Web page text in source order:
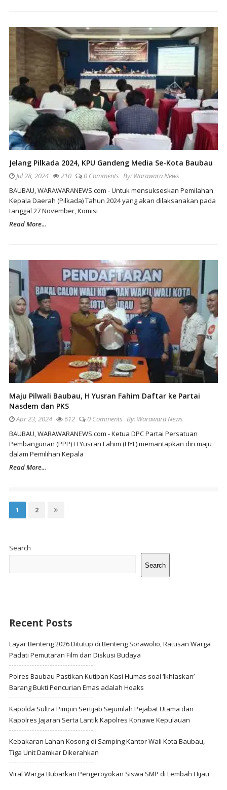
Jelang Pilkada 2024, KPU Gandeng Media Se-Kota Baubau
Jul 28, 2024 210 0 Comments By: Warawara News
BAUBAU, WARAWARANEWS.com - Untuk mensukseskan Pemilahan
Kepala Daerah (Pilkada) Tahun 2024 yang akan dilaksanakan pada
tanggal 27 November, Komisi
Read More...
Maju Pilwali Baubau, H Yusran Fahim Daftar ke Partai
Nasdem dan PKS
Apr 23, 2024 612 0 Comments By: Warawara News
BAUBAU, WARAWARANEWS.com - Ketua DPC Partai Persatuan
Pembangunan (PPP) H Yusran Fahim (HYF) memantapkan diri maju
dalam Pemilihan Kepala
Read More...
pagination
Page
1 Page
2
Search
Search
Recent Posts
Layar Benteng 2026 Ditutup di Benteng Sorawolio, Ratusan Warga
Padati Pemutaran Film dan Diskusi Budaya
Polres Baubau Pastikan Kutipan Kasi Humas soal ‘Ikhlaskan’
Barang Bukti Pencurian Emas adalah Hoaks
Kapolda Sultra Pimpin Sertijab Sejumlah Pejabat Utama dan
Kapolres Jajaran Serta Lantik Kapolres Konawe Kepulauan
Kebakaran Lahan Kosong di Samping Kantor Wali Kota Baubau,
Tiga Unit Damkar Dikerahkan
Viral Warga Bubarkan Pengeroyokan Siswa SMP di Lembah Hijau